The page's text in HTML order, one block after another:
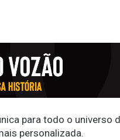
para todo o universo
personalizada.